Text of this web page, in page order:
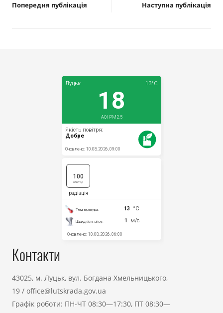
Попередня публікація Наступна публікація
Контакти
43025, м. Луцьк, вул. Богдана Хмельницького,
19 / office@lutskrada.gov.ua
Графік роботи: ПН-ЧТ 08:30—17:30, ПТ 08:30—